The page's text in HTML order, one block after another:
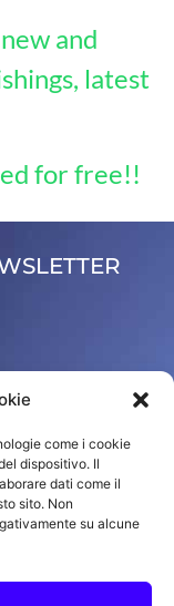
come i cookie
dispositivo. Il
dati come il
sito. Non
su alcune
and
latest
for free!!
Vicenza,